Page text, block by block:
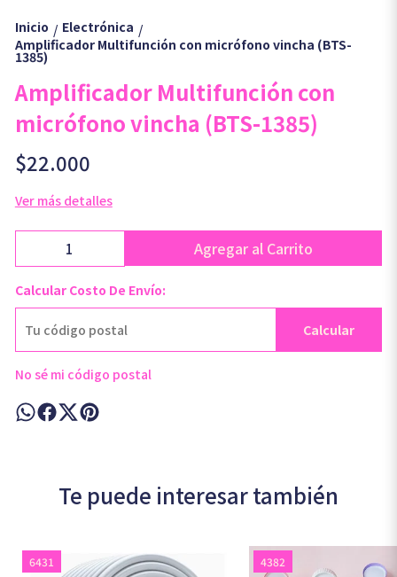
Inicio / Electrónica /
Amplificador Multifunción con micrófono vincha (BTS-
1385)
Amplificador Multifunción con
micrófono vincha (BTS-1385)
$22.000
Ver más detalles
Agregar al Carrito
Calcular Costo De Envío:
Calcular
No sé mi código postal
Te puede interesar también
6431 4382